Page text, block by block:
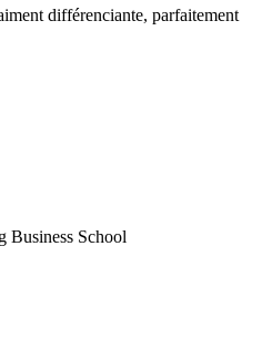
différenciante, parfaitement
Business School